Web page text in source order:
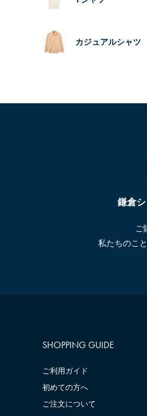
カジュアルシャツ
鎌倉
ご
私たちのこ
SHOPPING GUIDE
ご利用ガイド
初めての方へ
ご注文について